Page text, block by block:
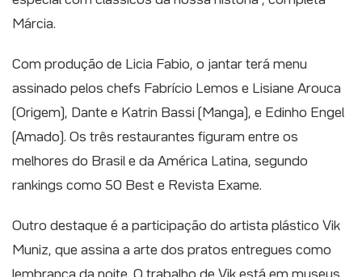
Márcia.
Com produção de Licia Fabio, o jantar terá menu
assinado pelos chefs Fabrício Lemos e Lisiane Arouca
(Origem), Dante e Katrin Bassi (Manga), e Edinho Engel
(Amado). Os três restaurantes figuram entre os
melhores do Brasil e da América Latina, segundo
rankings como 50 Best e Revista Exame.
Outro destaque é a participação do artista plástico Vik
Muniz, que assina a arte dos pratos entregues como
lembrança da noite. O trabalho de Vik está em museus